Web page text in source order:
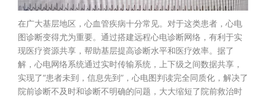
在广大基层地区，心血管疾病十分常见。对于这类患者，心电
图诊断变得尤为重要。通过搭建远程心电诊断网络，有利于实
现医疗资源共享，帮助基层提高诊断水平和医疗效率。据了
解，心电网络系统通过实时传输系统，上下级之间数据共享，
实现了“患者未到，信息先到”，心电图判读完全同质化，解决了
院前诊断不及时和诊断不明确的问题，大大缩短了院前救治时